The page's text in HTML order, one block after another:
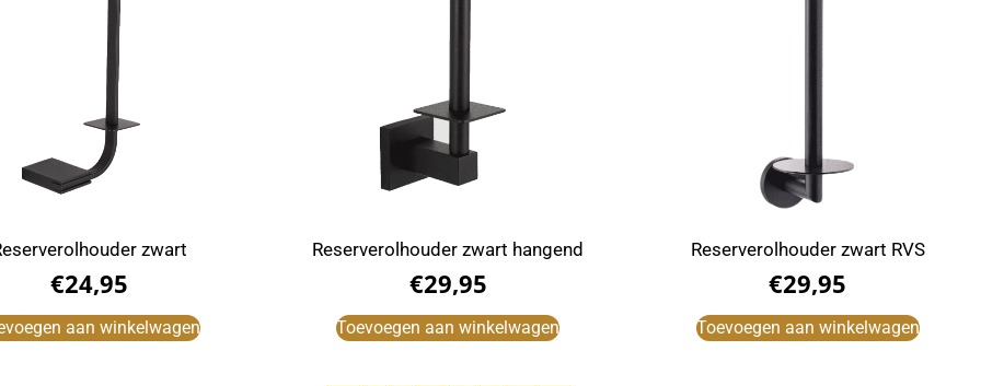
zwart
€24,95
aan winkelwagen
Reserverolhouder zwart hangend
€29,95
Toevoegen aan winkelwagen
Reserverolhouder zwart RVS
€29,95
Toevoegen aan winkelwagen